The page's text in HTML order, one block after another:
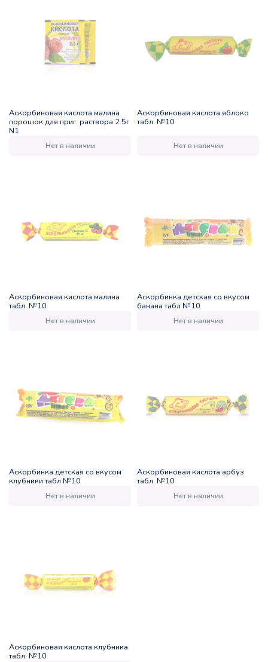
Аскорбиновая кислота малина
порошок для приг. раствора 2.5г
N1
Нет в наличии
Аскорбиновая кислота яблоко
табл. №10
Нет в наличии
Аскорбиновая кислота малина
табл. №10
Нет в наличии
Аскорбинка детская со вкусом
банана табл №10
Нет в наличии
Аскорбинка детская со вкусом
клубники табл №10
Нет в наличии
Аскорбиновая кислота арбуз
табл. №10
Нет в наличии
Аскорбиновая кислота клубника
табл. №10